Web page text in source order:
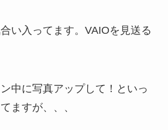
い入ってます。VAIOを見送る
中に写真アップして！といっ
ますが、、、